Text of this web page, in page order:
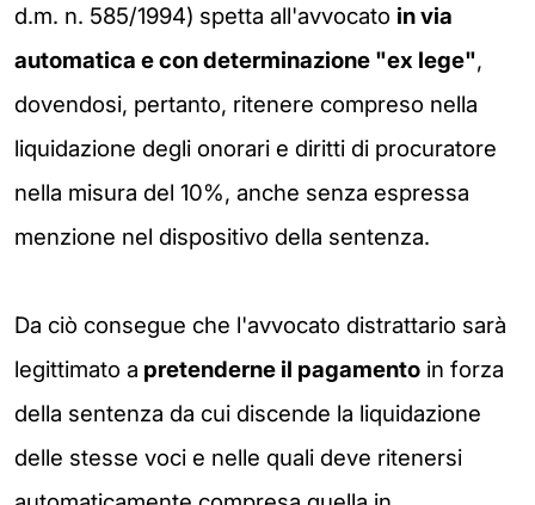
d.m. n. 585/1994) spetta all'avvocato in via
automatica e condeterminazione "ex lege",
dovendosi, pertanto, ritenere compreso nella
liquidazione degli onorari e diritti di procuratore
nella misura del 10%, anche senza espressa
menzione nel dispositivo della sentenza.
Da ciò consegue che l'avvocato distrattario sarà
legittimato a pretenderne il pagamento in forza
della sentenza da cui discende la liquidazione
delle stesse voci e nelle quali deve ritenersi